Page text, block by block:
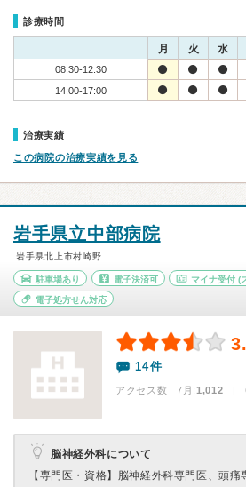
診療時間
月 火 水
08:30-12:30
14:00-17:00
治療実績
この病院の治療実績を見る
岩手県立中部病院
岩手県北上市村崎野
駐車場あり 電子決済可 マイナ受付 (
電子処方せん対応
14件
アクセス数 7月:1,012 |
脳神経外科について
【専門医・資格】 脳神経外科専門医、頭痛